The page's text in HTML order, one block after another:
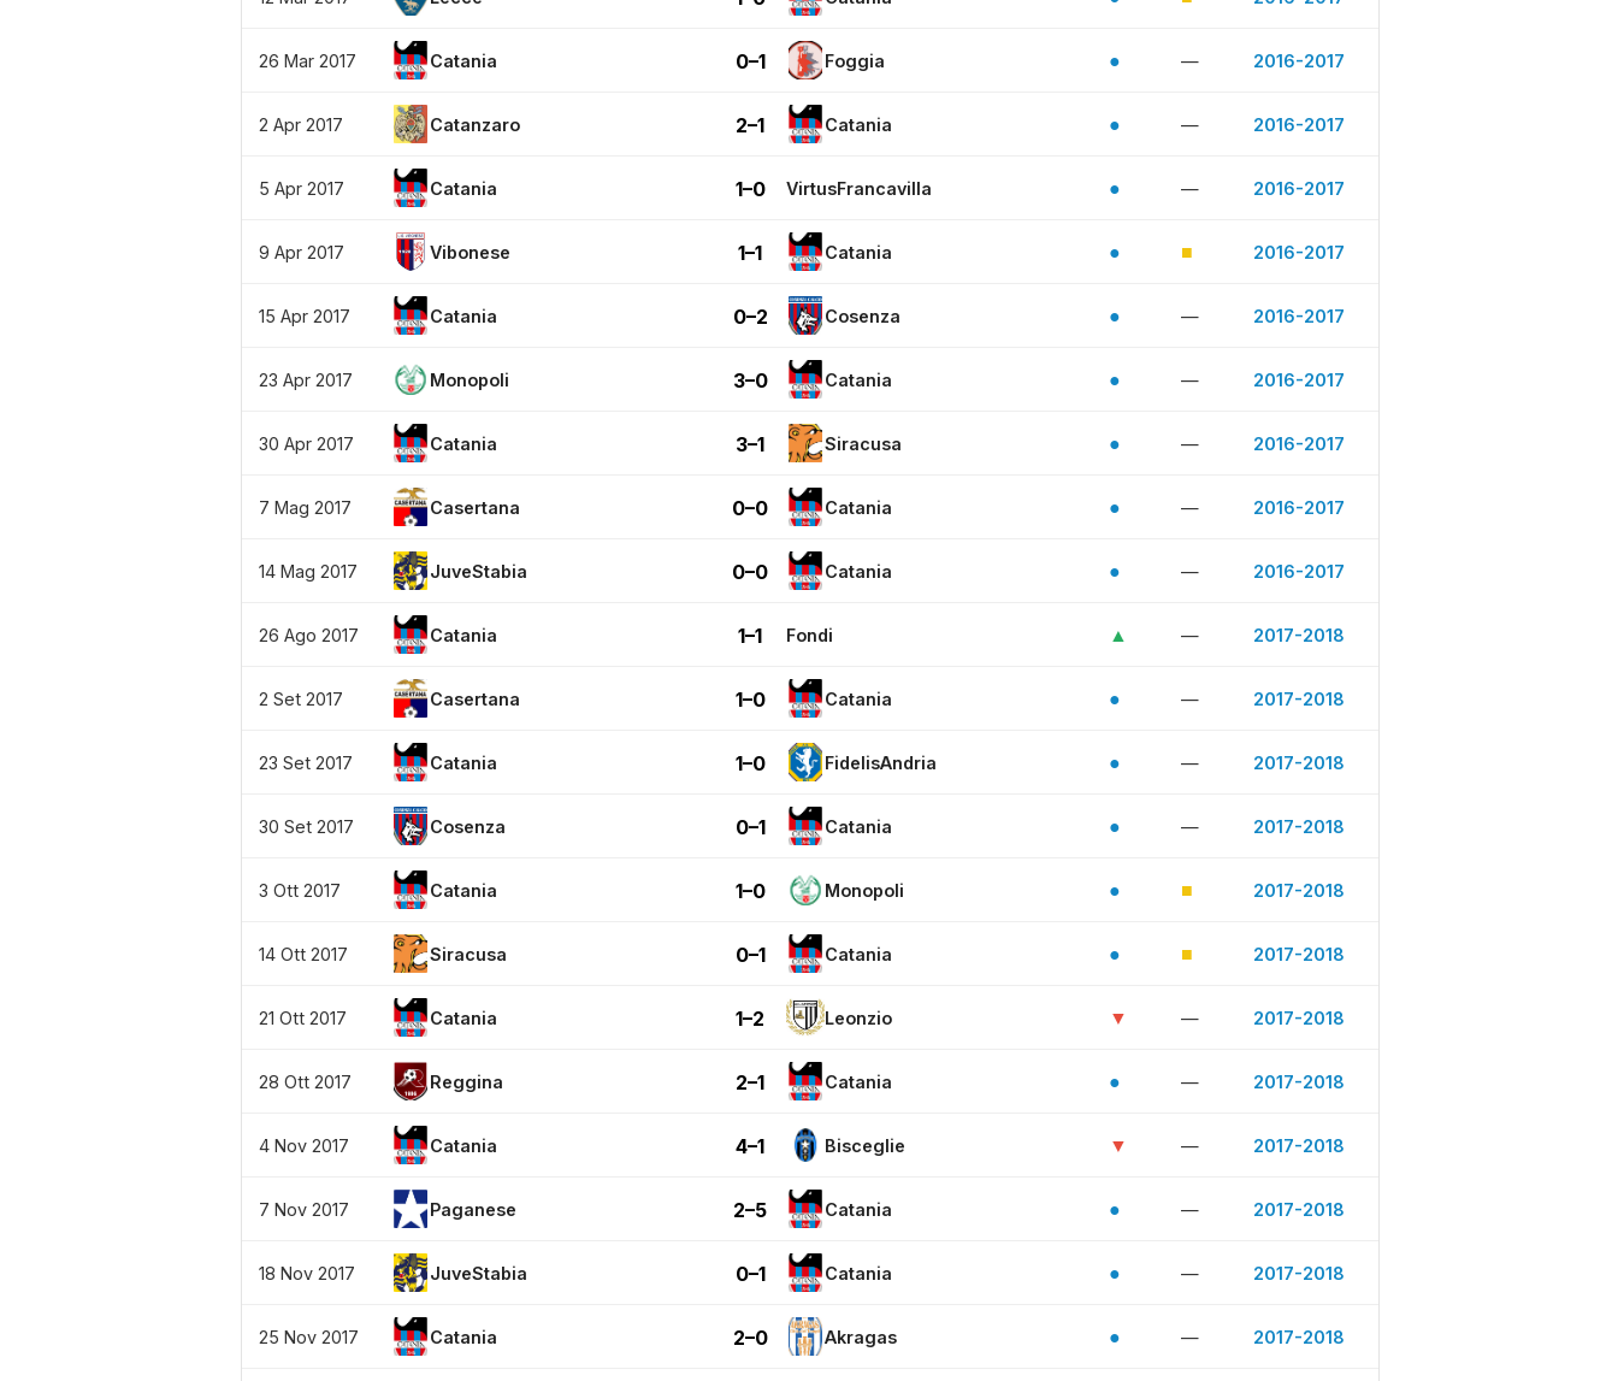
26 Mar 2017 Catania 0–1 Foggia ● — 2016-2017
2 Apr 2017 Catanzaro 2–1 Catania ● — 2016-2017
5 Apr 2017 Catania 1–0 VirtusFrancavilla ● — 2016-2017
9 Apr 2017 Vibonese 1–1 Catania ● ■ 2016-2017
15 Apr 2017 Catania 0–2 Cosenza ● — 2016-2017
23 Apr 2017 Monopoli 3–0 Catania ● — 2016-2017
30 Apr 2017 Catania 3–1 Siracusa ● — 2016-2017
7 Mag 2017 Casertana 0–0 Catania ● — 2016-2017
14 Mag 2017 JuveStabia 0–0 Catania ● — 2016-2017
26 Ago 2017 Catania 1–1 Fondi ▲ — 2017-2018
2 Set 2017 Casertana 1–0 Catania ● — 2017-2018
23 Set 2017 Catania 1–0 FidelisAndria ● — 2017-2018
30 Set 2017 Cosenza 0–1 Catania ● — 2017-2018
3 Ott 2017 Catania 1–0 Monopoli ● ■ 2017-2018
14 Ott 2017 Siracusa 0–1 Catania ● ■ 2017-2018
21 Ott 2017 Catania 1–2 Leonzio ▼ — 2017-2018
28 Ott 2017 Reggina 2–1 Catania ● — 2017-2018
4 Nov 2017 Catania 4–1 Bisceglie ▼ — 2017-2018
7 Nov 2017 Paganese 2–5 Catania ● — 2017-2018
18 Nov 2017 JuveStabia 0–1 Catania ● — 2017-2018
25 Nov 2017 Catania 2–0 Akragas ● — 2017-2018